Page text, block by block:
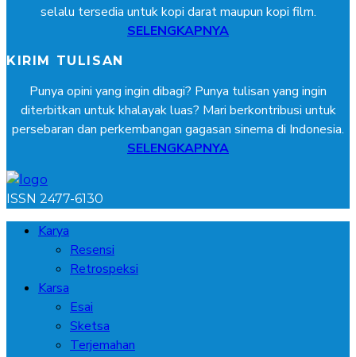
selalu tersedia untuk kopi darat maupun kopi film.
SELENGKAPNYA
KIRIM TULISAN
Punya opini yang ingin dibagi? Punya tulisan yang ingin
diterbitkan untuk khalayak luas? Mari berkontribusi untuk
persebaran dan perkembangan gagasan sinema di Indonesia.
SELENGKAPNYA
ISSN 2477-6130
Karya
Resensi
Retrospeksi
Karsa
Esai
Sketsa
Terjemahan